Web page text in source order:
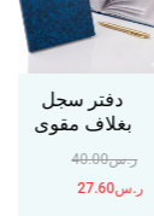
دفتر سجل
بغلاف مقوى
ر.س40.00
ر.س27.60